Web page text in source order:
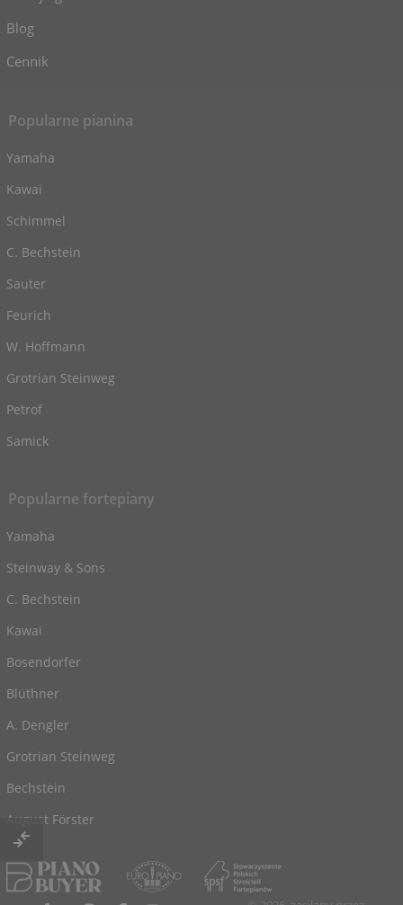
Blog
Cennik
Popularne pianina
Yamaha
Kawai
Schimmel
C. Bechstein
Sauter
Feurich
W. Hoffmann
Grotrian Steinweg
Petrof
Samick
Popularne fortepiany
Yamaha
Steinway & Sons
C. Bechstein
Kawai
Bosendorfer
Blüthner
A. Dengler
Grotrian Steinweg
Bechstein
August Förster